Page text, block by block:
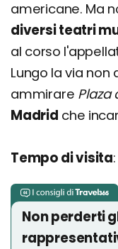
americane. Ma
diversi teatri
al corso
Lungo la via
ammirare Plaza
Madrid che
Tempo di visita
Non perderti